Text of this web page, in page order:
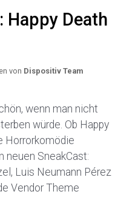
Happy Death
von Dispositiv Team
wenn man nicht
würde. Ob Happy
Horrorkomödie
neuen SneakCast:
Luis Neumann Pérez
Vendor Theme